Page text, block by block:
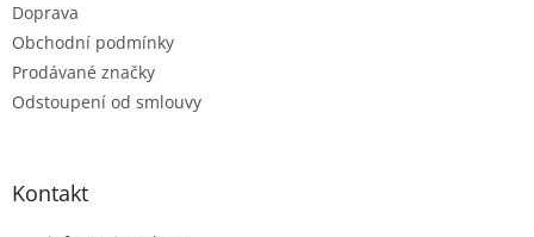
Doprava
Obchodní podmínky
Prodávané značky
Odstoupení od smlouvy
Kontakt